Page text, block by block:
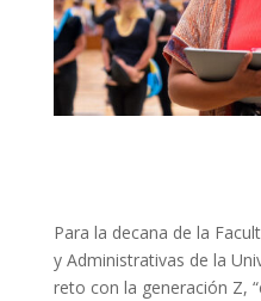
Para la decana de la
y Administrativas de la
reto con la generación Z,